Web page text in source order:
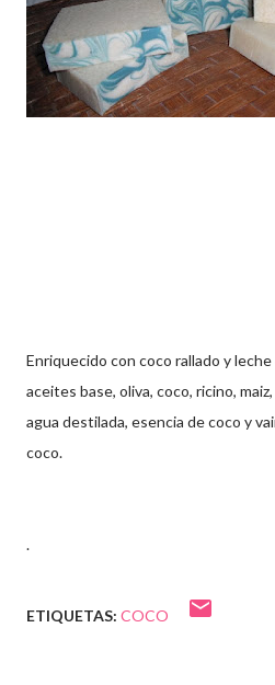
Enriquecido con coco rallado y
aceites base, oliva, coco, ricino,
agua destilada, esencia de coco y
coco.
.
ETIQUETAS: COCO